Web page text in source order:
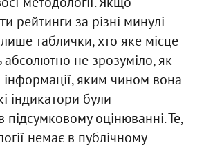
рейтинги за різні минулі
таблички, хто яке місце
абсолютно не зрозуміло, як
інформації, яким чином вона
індикатори були
оцінюванні. Те,
немає в публічному